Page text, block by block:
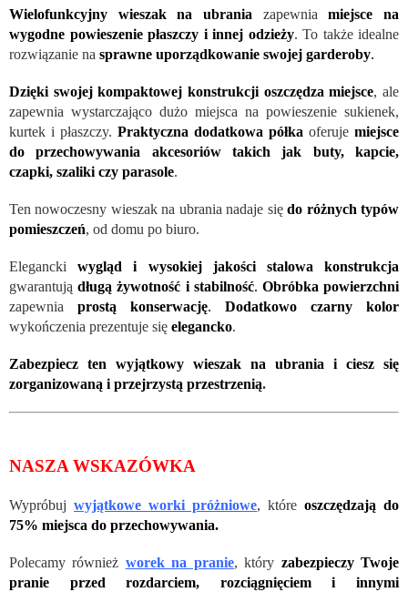
Wielofunkcyjny wieszak na ubrania zapewnia
miejsce na
wygodne powieszenie płaszczy i innej odzieży. To także idealne
rozwiązanie na sprawne uporządkowanie swojej garderoby.
Dzięki swojej kompaktowej konstrukcji oszczędza miejsce, ale
zapewnia wystarczająco dużo miejsca na powieszenie sukienek,
kurtek i płaszczy. Praktyczna dodatkowa półka oferuje miejsce
do przechowywania akcesoriów takich jak buty, kapcie,
czapki, szaliki czy parasole.
Ten nowoczesny wieszak na ubrania nadaje się do różnych typów
pomieszczeń, od domu po biuro.
Elegancki
wygląd i wysokiej jakości stalowa konstrukcja
gwarantują długą żywotność i stabilność. Obróbka powierzchni
zapewnia
prostą konserwację.
Dodatkowo czarny kolor
wykończenia prezentuje się elegancko.
Zabezpiecz ten wyjątkowy wieszak na ubrania i ciesz się
zorganizowaną i przejrzystą przestrzenią.
NASZA WSKAZÓWKA
Wypróbuj wyjątkowe worki próżniowe, które oszczędzają do
75% miejsca do przechowywania.
Polecamy również worek na pranie, który zabezpieczy Twoje
pranie przed rozdarciem, rozciągnięciem i innymi